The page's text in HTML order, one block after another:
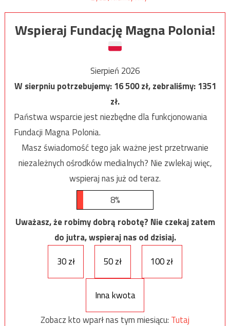
Wspieraj Fundację Magna Polonia!
Sierpień 2026
W sierpniu potrzebujemy:16 500zł, zebraliśmy:1351
zł.
Państwa wsparcie jest niezbędne dla funkcjonowania
Fundacji Magna Polonia.
Masz świadomość tego jak ważne jest przetrwanie
niezależnych ośrodków medialnych? Nie zwlekaj więc,
wspieraj nas już od teraz.
8%
Uważasz, że robimy dobrą robotę? Nie czekaj zatem
do jutra, wspieraj nas od dzisiaj.
30 zł
50 zł 100 zł
Inna kwota
Zobacz kto wparł nas tym miesiącu: Tutaj